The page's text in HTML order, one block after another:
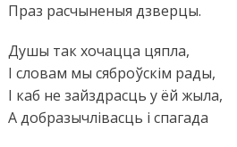
Праз расчыненыя дзверцы.
Душы так хочацца цяпла,
І словам мы сяброўскім рады,
І каб не зайздрасць у ёй жыла,
А добразычлівасць і спагада